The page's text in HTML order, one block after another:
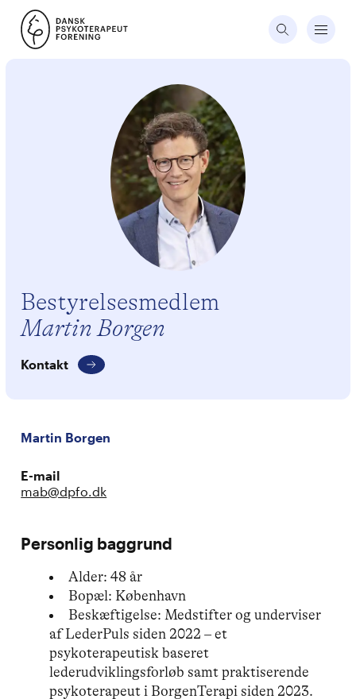
Bestyrelsesmedlem
Martin Borgen
Kontakt
Martin Borgen
E-mail
mab@dpfo.dk
Personlig baggrund
Alder: 48 år
Bopæl: København
Beskæftigelse: Medstifter og underviser
af LederPuls siden 2022 – et
psykoterapeutisk baseret
lederudviklingsforløb samt praktiserende
psykoterapeut i BorgenTerapi siden 2023.